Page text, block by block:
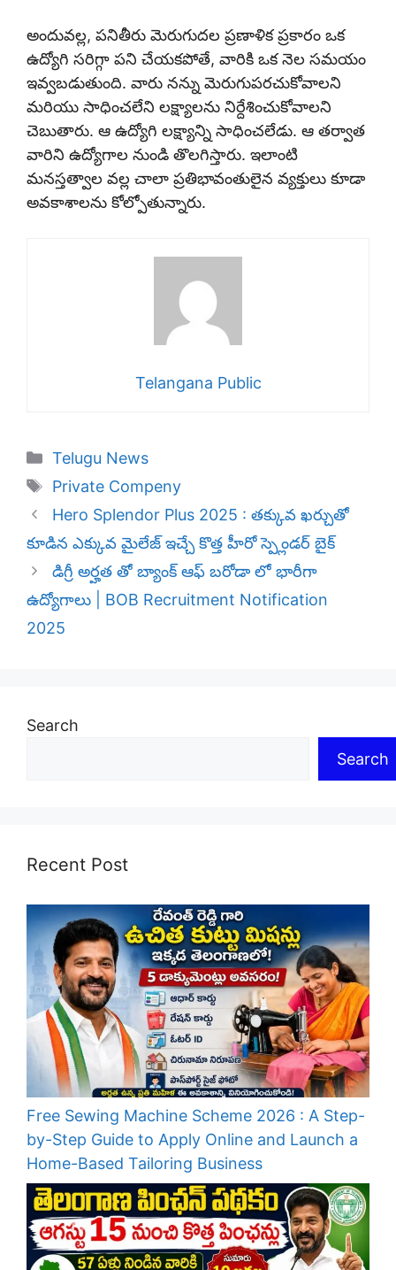
అందువల్ల, పనితీరు మెరుగుదల ప్రణాళిక ప్రకారం ఒక
ఉద్యోగి సరిగ్గా పని చేయకపోతే, వారికి ఒక నెల సమయం
ఇవ్వబడుతుంది. వారు నన్ను మెరుగుపరచుకోవాలని
మరియు సాధించలేని లక్ష్యాలను నిర్దేశించుకోవాలని
చెబుతారు. ఆ ఉద్యోగి లక్ష్యాన్ని సాధించలేడు. ఆ తర్వాత
వారిని ఉద్యోగాల నుండి తొలగిస్తారు. ఇలాంటి
మనస్తత్వాల వల్ల చాలా ప్రతిభావంతులైన వ్యక్తులు కూడా
అవకాశాలను కోల్పోతున్నారు.
Telangana Public
Categories
Telugu News
Tags
Private Compeny
Hero Splendor Plus 2025 : తక్కువ ఖర్చుతో
కూడిన ఎక్కువ మైలేజ్ ఇచ్చే కొత్త హీరో స్ప్లెండర్ బైక్
డిగ్రీ అర్హత తో బ్యాంక్ ఆఫ్ బరోడా లో భారీగా
ఉద్యోగాలు | BOB Recruitment Notification
2025
Search
Search
Recent Post
Free Sewing Machine Scheme 2026 : A Step-
by-Step Guide to Apply Online and Launch a
Home-Based Tailoring Business